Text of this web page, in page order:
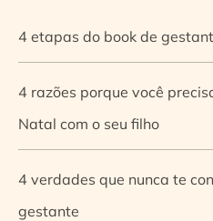
4 etapas do book de
4 razões porque você
Natal com o seu filho
4 verdades que nunca te
gestante